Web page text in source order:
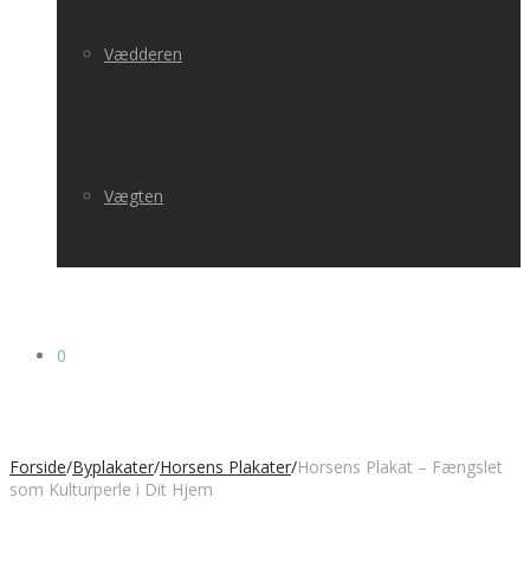
Vædderen
Vægten
0
Forside/Byplakater/Horsens Plakater/Horsens Plakat – Fængslet
som Kulturperle i Dit Hjem